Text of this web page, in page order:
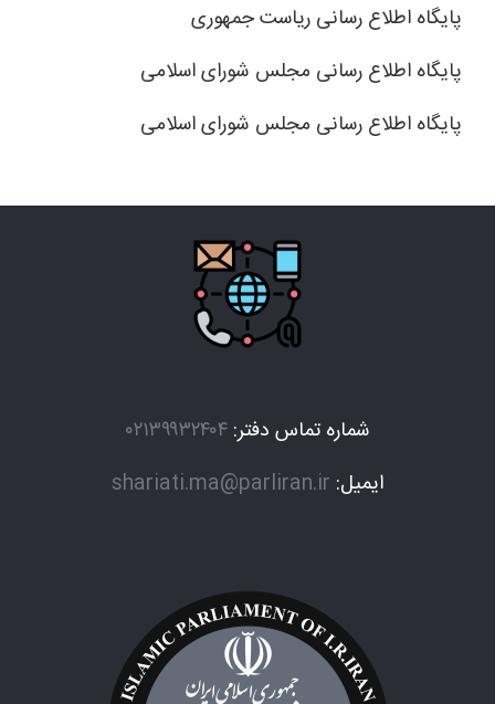
پایگاه اطلاع رسانی ریاست جمهوری
پایگاه اطلاع رسانی مجلس شورای اسلامی
پایگاه اطلاع رسانی مجلس شورای اسلامی
شماره تماس دفتر: ۰۲۱۳۹۹۳۲۴۰۴
ایمیل: shariati.ma@parliran.ir